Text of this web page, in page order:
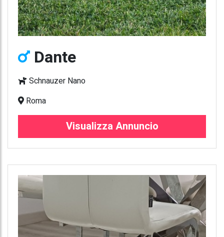
Dante
Schnauzer Nano
Roma
Visualizza Annuncio